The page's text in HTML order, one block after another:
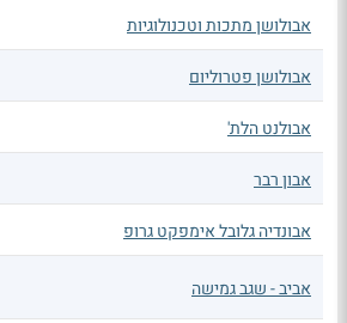
אבולושן מתכות וטכנולוגיות
אבולושן פטרוליום
אבולנט הלת'
אבון רבר
אבונדיה גלובל אימפקט גרופ
אביב - שגב גמישה